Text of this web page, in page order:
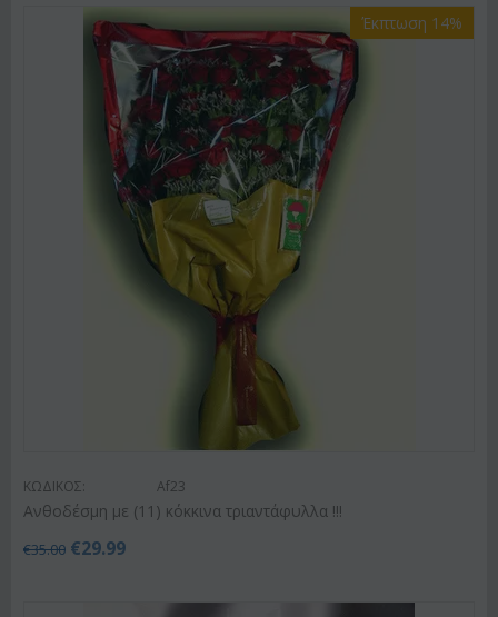
Έκπτωση 14%
ΚΩΔΙΚΟΣ: Af23
Ανθοδέσμη με (11) κόκκινα τριαντάφυλλα !!!
€35.00 €29.99